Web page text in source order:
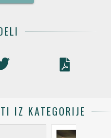
IZ KATEGORIJE